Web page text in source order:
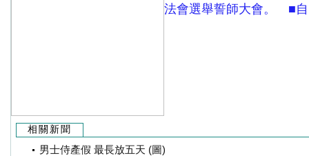
法會選舉誓師大會。 ■
相關新聞
男士侍產假 最長放五天 (圖)